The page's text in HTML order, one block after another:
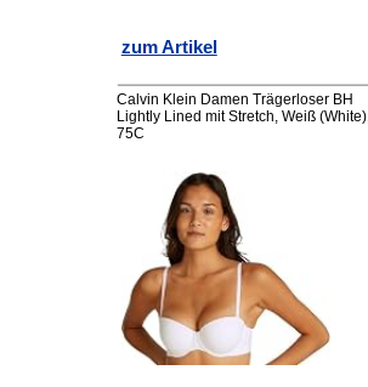
zum Artikel
Calvin Klein Damen Trägerloser BH
Lightly Lined mit Stretch, Weiß (White),
75C